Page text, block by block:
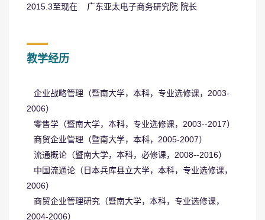
2015.3至现在 广东亚太电子商务研究院 院长
教学经历
企业战略管理（暨南大学，本科，专业选修课，2003-
2006）
零售学（暨南大学，本科，专业选修课，2003--2017）
商贸企业管理（暨南大学，本科，2005-2007）
流通概论（暨南大学，本科，必修课，2008--2016）
中国流通论（日本兵库县立大学，本科，专业选修课，
2006）
商贸企业管理研究（暨南大学，本科，专业选修课，
2004-2006）